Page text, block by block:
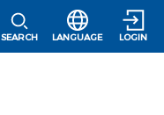
SEARCH
選択すると言語
LANGUAGE LOGIN